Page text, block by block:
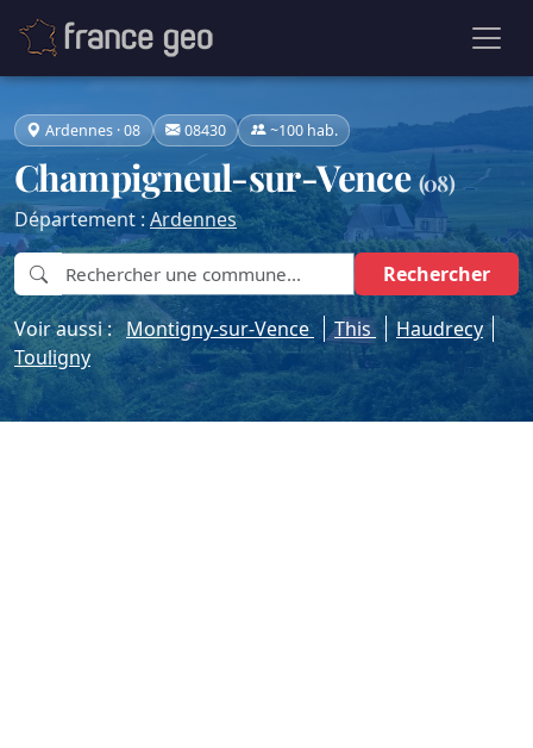
Ardennes · 08 08430 ~100 hab.
Champigneul-sur-Vence(08)
Département : Ardennes
Rechercher
Voir aussi :Montigny-sur-Vence This
Haudrecy
Touligny